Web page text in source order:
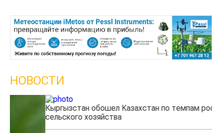
НОВОСТИ
Кыргызстан обошел Казахстан по темпам роста
сельского хозяйства